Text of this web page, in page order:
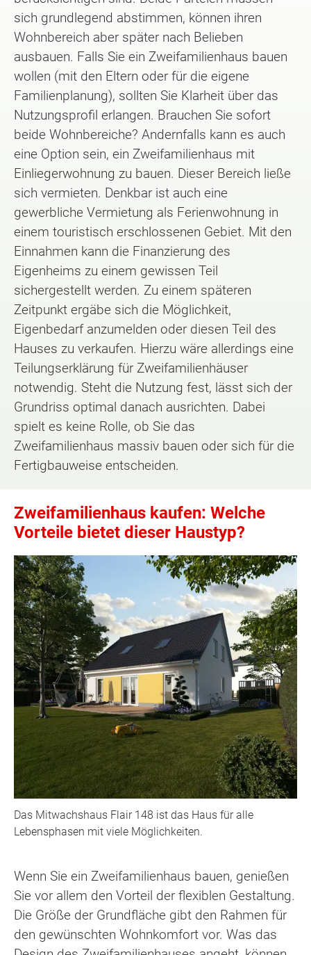
sich grundlegend abstimmen, können ihren
Wohnbereich aber später nach Belieben
ausbauen. Falls Sie ein Zweifamilienhaus bauen
wollen (mit den Eltern oder für die eigene
Familienplanung), sollten Sie Klarheit über das
Nutzungsprofil erlangen. Brauchen Sie sofort
beide Wohnbereiche? Andernfalls kann es auch
eine Option sein, ein Zweifamilienhaus mit
Einliegerwohnung zu bauen. Dieser Bereich ließe
sich vermieten. Denkbar ist auch eine
gewerbliche Vermietung als Ferienwohnung in
einem touristisch erschlossenen Gebiet. Mit den
Einnahmen kann die Finanzierung des
Eigenheims zu einem gewissen Teil
sichergestellt werden. Zu einem späteren
Zeitpunkt ergäbe sich die Möglichkeit,
Eigenbedarf anzumelden oder diesen Teil des
Hauses zu verkaufen. Hierzu wäre allerdings eine
Teilungserklärung für Zweifamilienhäuser
notwendig. Steht die Nutzung fest, lässt sich der
Grundriss optimal danach ausrichten. Dabei
spielt es keine Rolle, ob Sie das
Zweifamilienhaus massiv bauen oder sich für die
Fertigbauweise entscheiden.
Zweifamilienhaus kaufen: Welche
Vorteile bietet dieser Haustyp?
Das Mitwachshaus Flair 148 ist das Haus für alle
Lebensphasen mit viele Möglichkeiten.
Wenn Sie ein Zweifamilienhaus bauen, genießen
Sie vor allem den Vorteil der flexiblen Gestaltung.
Die Größe der Grundfläche gibt den Rahmen für
den gewünschten Wohnkomfort vor. Was das